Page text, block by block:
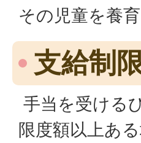
その児童を養
支給制
手当を受ける
限度額以上あ